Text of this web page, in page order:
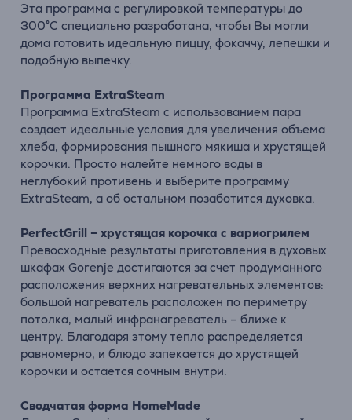
Эта программа с регулировкой температуры до
300°C специально разработана, чтобы Вы могли
дома готовить идеальную пиццу, фокаччу, лепешки и
подобную выпечку.
Программа ExtraSteam
Программа ExtraSteam с использованием пара
создает идеальные условия для увеличения объема
хлеба, формирования пышного мякиша и хрустящей
корочки. Просто налейте немного воды в
неглубокий противень и выберите программу
ExtraSteam, а об остальном позаботится духовка.
PerfectGrill – хрустящая корочка с вариогрилем
Превосходные результаты приготовления в духовых
шкафах Gorenje достигаются за счет продуманного
расположения верхних нагревательных элементов:
большой нагреватель расположен по периметру
потолка, малый инфранагреватель – ближе к
центру. Благодаря этому тепло распределяется
равномерно, и блюдо запекается до хрустящей
корочки и остается сочным внутри.
Сводчатая форма HomeMade